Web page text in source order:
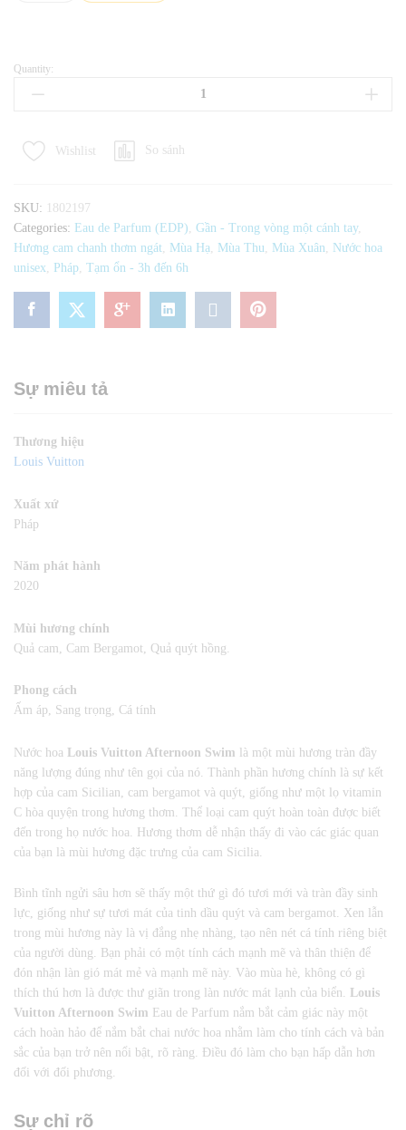
Nước
Hoa
Vuitton
EDP
quantity
Quantity:
Wishlist So sánh
SKU:
1802197
Categories: Eau de Parfum (EDP), Gần - Trong vòng một cánh tay,
Hương cam chanh thơm ngát, Mùa Hạ, Mùa Thu, Mùa Xuân, Nước hoa
unisex, Pháp, Tạm ổn - 3h đến 6h
Sự miêu tả
Thương hiệu
Louis Vuitton
Xuất xứ
Pháp
Năm phát hành
2020
Mùi hương chính
Quả cam, Cam Bergamot, Quả quýt hồng.
Phong cách
Ấm áp, Sang trọng, Cá tính
Nước hoa Louis Vuitton Afternoon Swim là một mùi hương tràn đầy
năng lượng đúng như tên gọi của nó. Thành phần hương chính là sự kết
hợp của cam Sicilian, cam bergamot và quýt, giống như một lọ vitamin
C hòa quyện trong hương thơm. Thể loại cam quýt hoàn toàn được biết
đến trong họ nước hoa. Hương thơm dễ nhận thấy đi vào các giác quan
của bạn là mùi hương đặc trưng của cam Sicilia.
Bình tĩnh ngửi sâu hơn sẽ thấy một thứ gì đó tươi mới và tràn đầy sinh
lực, giống như sự tươi mát của tinh dầu quýt và cam bergamot. Xen lẫn
trong mùi hương này là vị đắng nhẹ nhàng, tạo nên nét cá tính riêng biệt
của người dùng. Bạn phải có một tính cách mạnh mẽ và thân thiện để
đón nhận làn gió mát mẻ và mạnh mẽ này. Vào mùa hè, không có gì
thích thú hơn là được thư giãn trong làn nước mát lạnh của biển.
Louis
Vuitton Afternoon Swim Eau de Parfum nắm bắt cảm giác này một
cách hoàn hảo để nắm bắt chai nước hoa nhằm làm cho tính cách và bản
sắc của bạn trở nên nổi bật, rõ ràng. Điều đó làm cho bạn hấp dẫn hơn
đối với đối phương.
Sự chỉ rõ